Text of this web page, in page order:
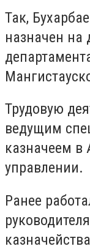
Так,
назначен на
Трудовую
ведущим
казначеем в
управлении.
Ранее